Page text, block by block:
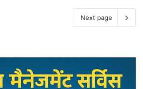
Next page